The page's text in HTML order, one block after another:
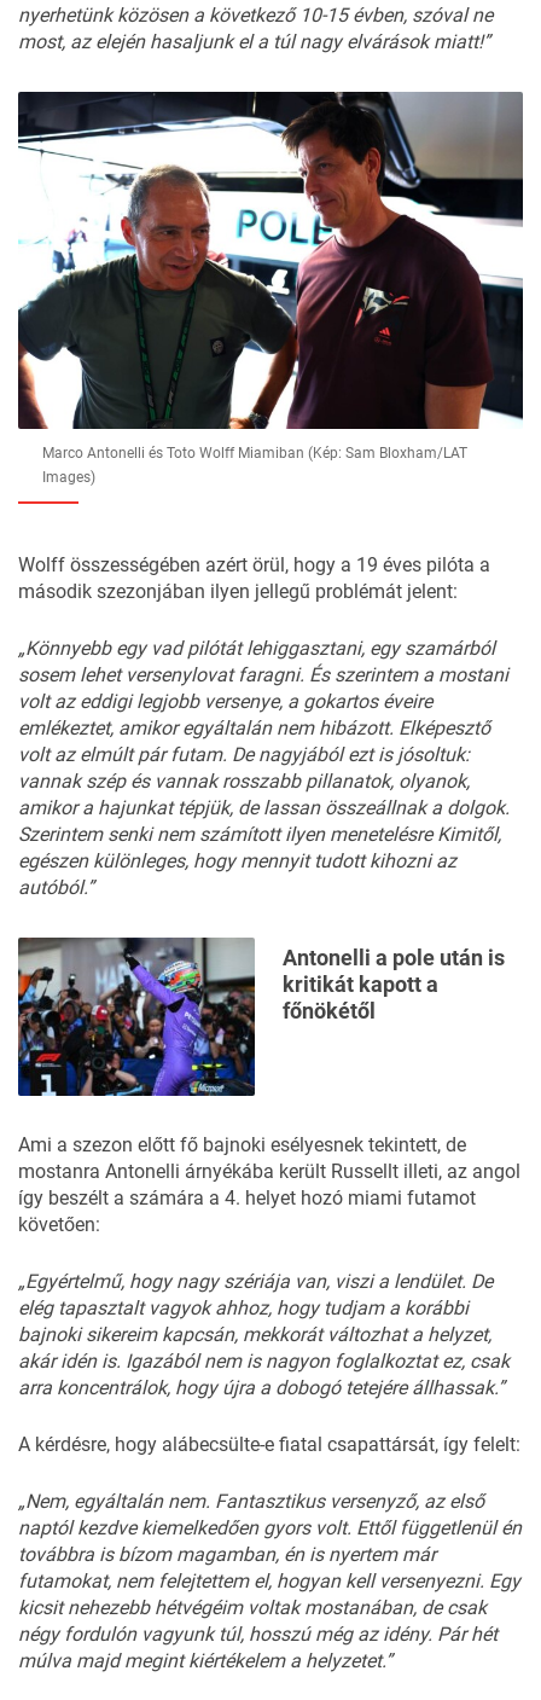
nyerhetünk közösen a következő 10-15 évben, szóval ne
most, az elején hasaljunk el a túl nagy elvárások miatt!”
Marco Antonelli és Toto Wolff Miamiban (Kép: Sam Bloxham/LAT
Images)
Wolff összességében azért örül, hogy a 19 éves pilóta a
második szezonjában ilyen jellegű problémát jelent:
„Könnyebb egy vad pilótát lehiggasztani, egy szamárból
sosem lehet versenylovat faragni. És szerintem a mostani
volt az eddigi legjobb versenye, a gokartos éveire
emlékeztet, amikor egyáltalán nem hibázott. Elképesztő
volt az elmúlt pár futam. De nagyjából ezt is jósoltuk:
vannak szép és vannak rosszabb pillanatok, olyanok,
amikor a hajunkat tépjük, de lassan összeállnak a dolgok.
Szerintem senki nem számított ilyen menetelésre Kimitől,
egészen különleges, hogy mennyit tudott kihozni az
autóból.”
Antonelli a pole után is
kritikát kapott a
főnökétől
Ami a szezon előtt fő bajnoki esélyesnek tekintett, de
mostanra Antonelli árnyékába került Russellt illeti, az angol
így beszélt a számára a 4. helyet hozó miami futamot
követően:
„Egyértelmű, hogy nagy szériája van, viszi a lendület. De
elég tapasztalt vagyok ahhoz, hogy tudjam a korábbi
bajnoki sikereim kapcsán, mekkorát változhat a helyzet,
akár idén is. Igazából nem is nagyon foglalkoztat ez, csak
arra koncentrálok, hogy újra a dobogó tetejére állhassak.”
A kérdésre, hogy alábecsülte-e fiatal csapattársát, így felelt:
„Nem, egyáltalán nem. Fantasztikus versenyző, az első
naptól kezdve kiemelkedően gyors volt. Ettől függetlenül én
továbbra is bízom magamban, én is nyertem már
futamokat, nem felejtettem el, hogyan kell versenyezni. Egy
kicsit nehezebb hétvégéim voltak mostanában, de csak
négy fordulón vagyunk túl, hosszú még az idény. Pár hét
múlva majd megint kiértékelem a helyzetet.”